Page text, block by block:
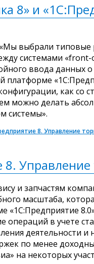
8» и
выбрали
системами «front-
ввода данных
платформе
как со
можно делать
системы».
8. Управление
Управление
и запчастям
масштаба,
«1С:Предприятие
операций в учете
деятельности
по менее
на некоторых